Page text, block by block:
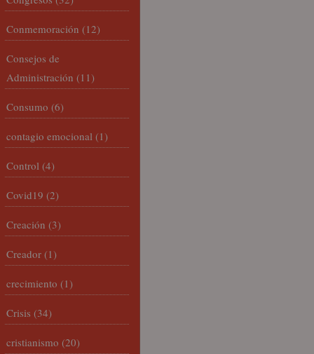
Conmemoración (12)
Consejos de
Administración (11)
Consumo (6)
contagio emocional (1)
Control (4)
Covid19 (2)
Creación (3)
Creador (1)
crecimiento (1)
Crisis (34)
cristianismo (20)